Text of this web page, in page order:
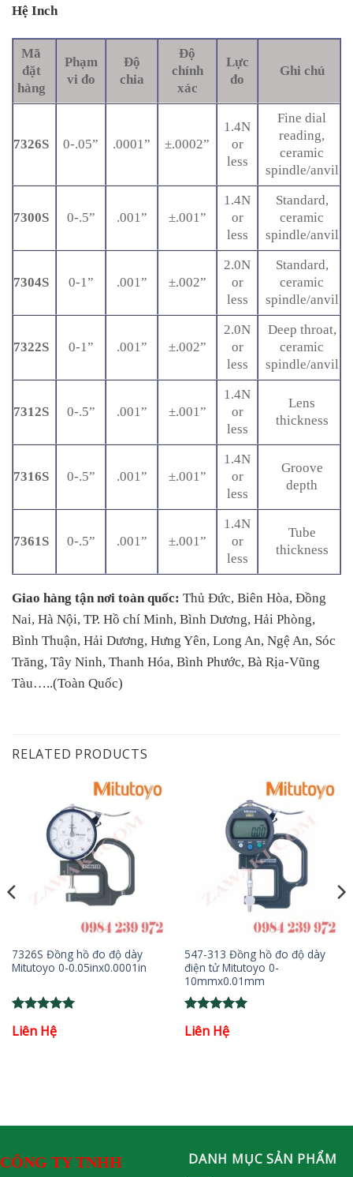
Hệ Inch
Mã
đặt
hàng
Phạm
vi đo
Độ
chia
Độ
chính
xác
Lực
đo
Ghi chú
7326S 0-.05” .0001” ±.0002”
1.4N
or
less
Fine dial
reading,
ceramic
spindle/anvil
7300S 0-.5” .001” ±.001”
1.4N
or
less
Standard,
ceramic
spindle/anvil
7304S 0-1” .001” ±.002”
2.0N
or
less
Standard,
ceramic
spindle/anvil
7322S 0-1” .001” ±.002”
2.0N
or
less
Deep throat,
ceramic
spindle/anvil
7312S 0-.5” .001” ±.001”
1.4N
or
less
Lens
thickness
7316S 0-.5” .001” ±.001”
1.4N
or
less
Groove
depth
7361S 0-.5” .001” ±.001”
1.4N
or
less
Tube
thickness
Giao hàng tận nơi toàn quốc: Thủ Đức, Biên Hòa, Đồng
Nai, Hà Nội, TP. Hồ chí Minh, Bình Dương, Hải Phòng,
Bình Thuận, Hải Dương, Hưng Yên, Long An, Ngệ An, Sóc
Trăng, Tây Ninh, Thanh Hóa, Bình Phước, Bà Rịa-Vũng
Tàu…..(Toàn Quốc)
RELATED PRODUCTS
7326S Đồng hồ đo độ dày
Mitutoyo 0-0.05inx0.0001in
out of 5
Liên Hệ
547-313 Đồng hồ đo độ dày
điện tử Mitutoyo 0-
10mmx0.01mm
out of 5
Liên Hệ
CÔNG TY TNHH
DANH MỤC SẢN PHẨM